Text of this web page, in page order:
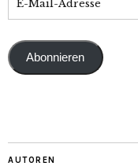
Mail-
Abonnieren
AUTOREN